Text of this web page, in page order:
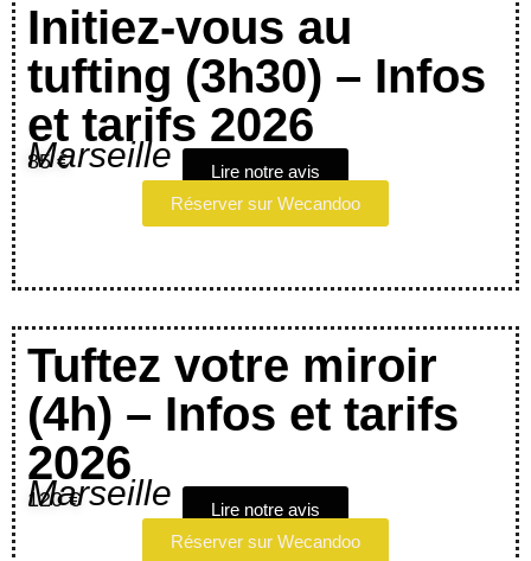
Initiez-vous au
tufting (3h30) – Infos
et tarifs 2026
Marseille
85 €
Lire notre avis
Réserver sur Wecandoo
Tuftez votre miroir
(4h) – Infos et tarifs
2026
Marseille
120 €
Lire notre avis
Réserver sur Wecandoo